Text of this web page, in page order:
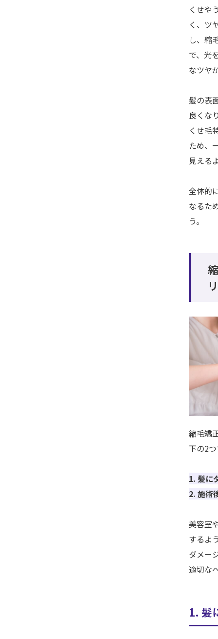
くせや
く、ツ
し、縮
で、光
なツヤ
髪の表
良くな
くせ毛
ため、
見える
全体的
なるた
う。
縮毛矯
下の2
1. 髪に
2. 施術
美容室
するよ
ダメー
適切な
1. 髪